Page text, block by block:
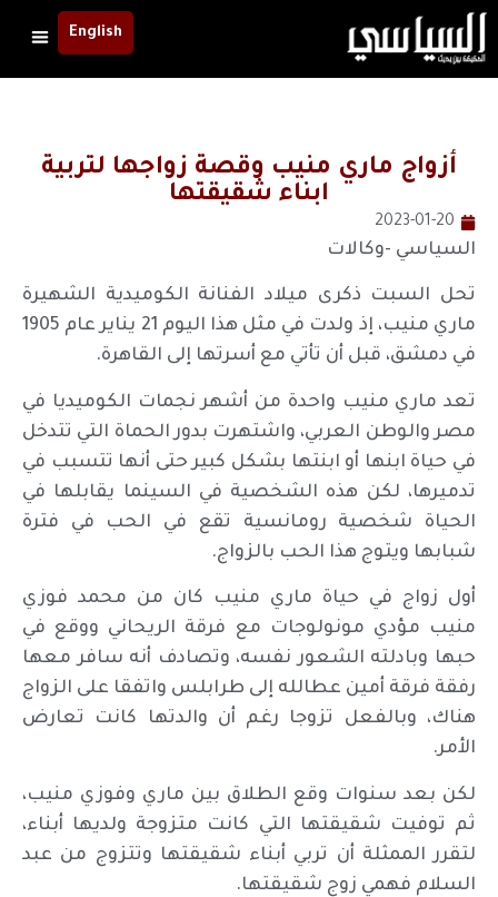
English
أزواج ماري منيب وقصة زواجها لتربية
ابناء شقيقتها
2023-01-20
السياسي -وكالات
تحل السبت ذكرى ميلاد الفنانة الكوميدية الشهيرة
ماري منيب، إذ ولدت في مثل هذا اليوم 21 يناير عام 1905
في دمشق، قبل أن تأتي مع أسرتها إلى القاهرة.
تعد ماري منيب واحدة من أشهر نجمات الكوميديا في
مصر والوطن العربي، واشتهرت بدور الحماة التي تتدخل
في حياة ابنها أو ابنتها بشكل كبير حتى أنها تتسبب في
تدميرها، لكن هذه الشخصية في السينما يقابلها في
الحياة شخصية رومانسية تقع في الحب في فترة
شبابها ويتوج هذا الحب بالزواج.
أول زواج في حياة ماري منيب كان من محمد فوزي
منيب مؤدي مونولوجات مع فرقة الريحاني ووقع في
حبها وبادلته الشعور نفسه، وتصادف أنه سافر معها
رفقة فرقة أمين عطالله إلى طرابلس واتفقا على الزواج
هناك، وبالفعل تزوجا رغم أن والدتها كانت تعارض
الأمر.
لكن بعد سنوات وقع الطلاق بين ماري وفوزي منيب،
ثم توفيت شقيقتها التي كانت متزوجة ولديها أبناء،
لتقرر الممثلة أن تربي أبناء شقيقتها وتتزوج من عبد
السلام فهمي زوج شقيقتها.